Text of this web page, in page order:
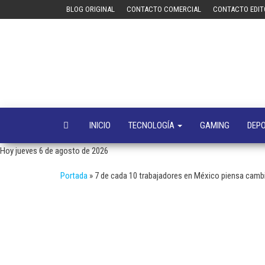
BLOG ORIGINAL CONTACTO COMERCIAL CONTACTO
INICIO TECNOLOGÍA GAMING
Hoy jueves 6 de agosto de 2026
Portada » 7 de cada 10 trabajadores en México piensa